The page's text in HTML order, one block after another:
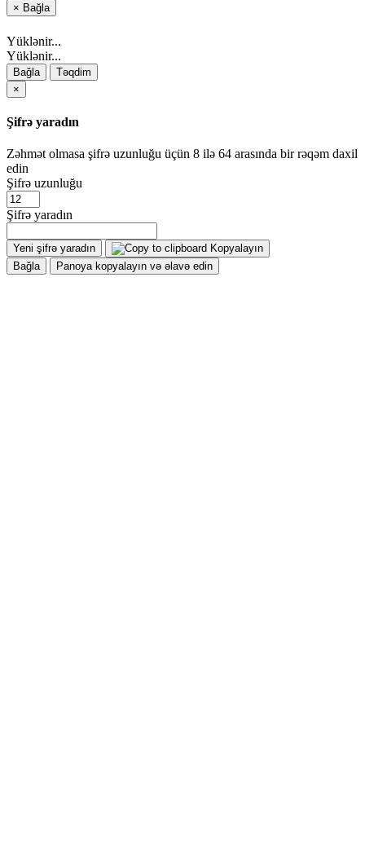
× Bağla
Yüklənir...
Yüklənir...
Bağla
Təqdim
×
Şifrə yaradın
Zəhmət olmasa şifrə uzunluğu üçün 8 ilə 64 arasında bir rəqəm daxil
edin
Şifrə uzunluğu
Şifrə yaradın
Yeni şifrə yaradın
Kopyalayın
Bağla
Panoya kopyalayın və əlavə edin